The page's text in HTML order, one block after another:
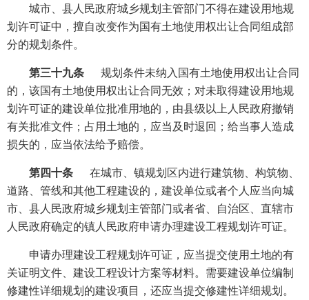
城市、县人民政府城乡规划主管部门不得在建设用地规
划许可证中，擅自改变作为国有土地使用权出让合同组成部
分的规划条件。
第三十九条
规划条件未纳入国有土地使用权出让合同
的，该国有土地使用权出让合同无效；对未取得建设用地规
划许可证的建设单位批准用地的，由县级以上人民政府撤销
有关批准文件；占用土地的，应当及时退回；给当事人造成
损失的，应当依法给予赔偿。
第四十条
在城市、镇规划区内进行建筑物、构筑物、
道路、管线和其他工程建设的，建设单位或者个人应当向城
市、县人民政府城乡规划主管部门或者省、自治区、直辖市
人民政府确定的镇人民政府申请办理建设工程规划许可证。
申请办理建设工程规划许可证，应当提交使用土地的有
关证明文件、建设工程设计方案等材料。需要建设单位编制
修建性详细规划的建设项目，还应当提交修建性详细规划。